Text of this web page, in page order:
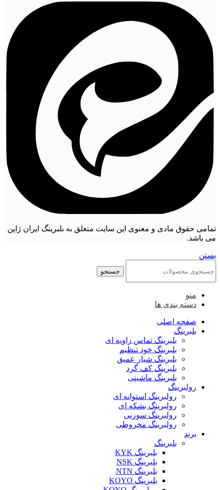
تمامی حقوق مادی و معنوی این سایت متعلق به بلبرینگ ایران ژاپن
می باشد.
بستن
جستجو
منو
دسته بندی ها
صفحه اصلی
بلبرینگ
بلبرینگ تماس زاویه ای
بلبرینگ خود تنظیم
بلبرینگ شیار عمیق
بلبرینگ کف گرد
بلبرینگ ماشینی
رولبرینگ
رولبرینگ استوانه ای
رولبرینگ بشکه ای
رولبرینگ سوزنی
رولبرینگ مخروطی
برند
بلبرینگ
بلبرینگ KYK
بلبرینگ NSK
بلبرینگ NTN
بلبرینگ KOYO